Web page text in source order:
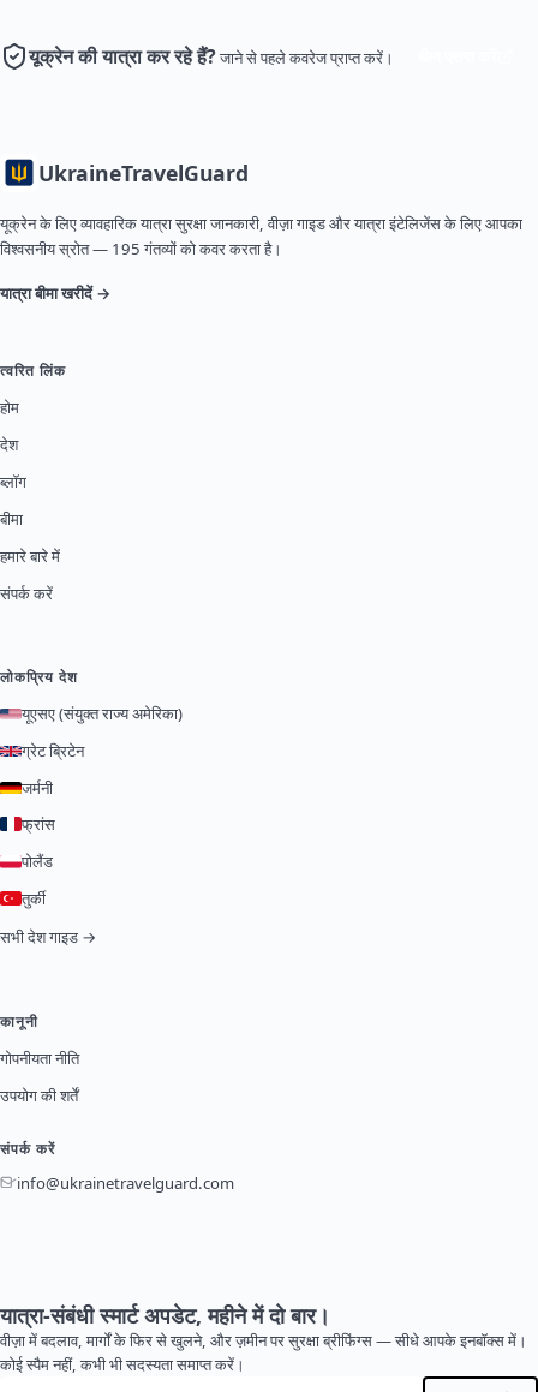
यूक्रेन की यात्रा कर रहे हैं?जाने से पहले कवरेज प्राप्त करें।
UkraineTravelGuard
यूक्रेन के लिए व्यावहारिक यात्रा सुरक्षा जानकारी, वीज़ा गाइड और यात्रा इंटेलिजेंस के लिए आपका
विश्वसनीय स्रोत — 195 गंतव्यों को कवर करता है।
यात्रा बीमा खरीदें →
त्वरित लिंक
होम
देश
ब्लॉग
बीमा
हमारे बारे में
संपर्क करें
लोकप्रिय देश
यूएसए (संयुक्त राज्य अमेरिका)
ग्रेट ब्रिटेन
जर्मनी
फ्रांस
पोलैंड
तुर्की
सभी देश गाइड →
कानूनी
गोपनीयता नीति
उपयोग की शर्तें
संपर्क करें
info@ukrainetravelguard.com
यात्रा-संबंधी स्मार्ट अपडेट, महीने में दो बार।
वीज़ा में बदलाव, मार्गों के फिर से खुलने, और ज़मीन पर सुरक्षा ब्रीफिंग्स — सीधे आपके इनबॉक्स में।
कोई स्पैम नहीं, कभी भी सदस्यता समाप्त करें।